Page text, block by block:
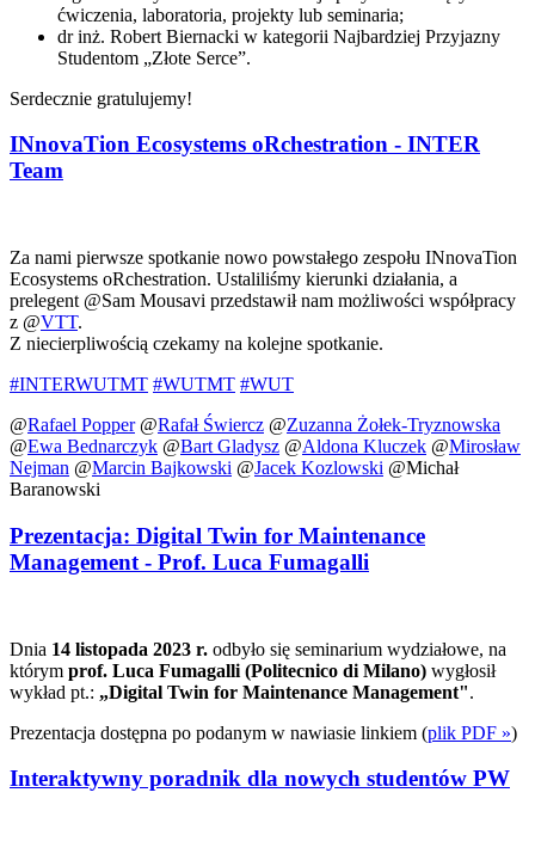
ćwiczenia, laboratoria, projekty lub seminaria;
dr inż. Robert Biernacki w kategorii Najbardziej Przyjazny
Studentom „Złote Serce”.
Serdecznie gratulujemy!
INnovaTion Ecosystems oRchestration - INTER
Team
Za nami pierwsze spotkanie nowo powstałego zespołu INnovaTion
Ecosystems oRchestration. Ustaliliśmy kierunki działania, a
prelegent @Sam Mousavi przedstawił nam możliwości współpracy
z @VTT.
Z niecierpliwością czekamy na kolejne spotkanie.
#INTERWUTMT #WUTMT #WUT
@Rafael Popper@Rafał Świercz @Zuzanna Żołek-Tryznowska
@Ewa Bednarczyk @Bart Gladysz @Aldona Kluczek @Mirosław
Nejman @Marcin Bajkowski @Jacek Kozlowski @Michał
Baranowski
Prezentacja: Digital Twin for Maintenance
Management - Prof. Luca Fumagalli
Dnia 14 listopada 2023 r. odbyło się seminarium wydziałowe, na
którym prof. Luca Fumagalli (Politecnico di Milano) wygłosił
wykład pt.: „Digital Twin for Maintenance Management".
Prezentacja dostępna po podanym w nawiasie linkiem (plik PDF »)
Interaktywny poradnik dla nowych studentów PW